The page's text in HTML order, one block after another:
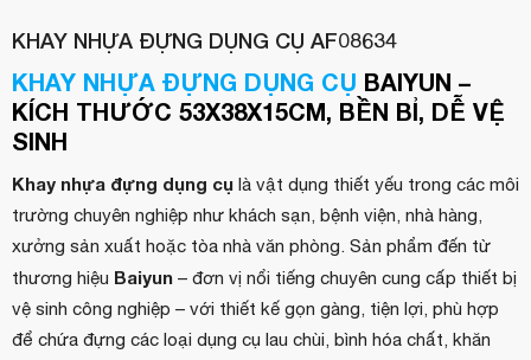
KHAY NHỰA ĐỰNG DỤNG CỤ AF08634
KHAY NHỰA ĐỰNG DỤNG CỤ BAIYUN –
KÍCH THƯỚC 53X38X15CM, BỀN BỈ, DỄ VỆ
SINH
Khay nhựa đựng dụng cụ là vật dụng thiết yếu trong các môi
trường chuyên nghiệp như khách sạn, bệnh viện, nhà hàng,
xưởng sản xuất hoặc tòa nhà văn phòng. Sản phẩm đến từ
thương hiệu Baiyun – đơn vị nổi tiếng chuyên cung cấp thiết bị
vệ sinh công nghiệp – với thiết kế gọn gàng, tiện lợi, phù hợp
để chứa đựng các loại dụng cụ lau chùi, bình hóa chất, khăn